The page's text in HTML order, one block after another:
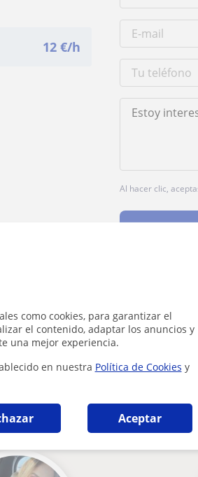
como cookies, para garantizar el
el contenido, adaptar los anuncios y
una mejor experiencia.
en nuestra Política de Cookies y
Aceptar
12 €/h
Al hacer clic,
que pueden interesarte